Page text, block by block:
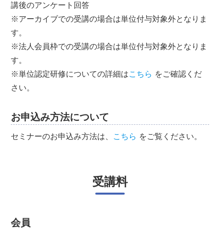
講後のアンケート回答
※アーカイブでの受講の場合は単位付与対象外となりま
す。
※法人会員枠での受講の場合は単位付与対象外となりま
す。
※単位認定研修についての詳細はこちら をご確認くだ
さい。
お申込み方法について
セミナーのお申込み方法は、 こちら をご覧ください。
受講料
会員